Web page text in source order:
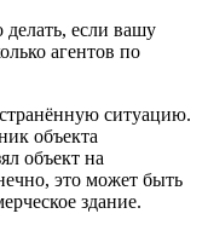
делать, если вашу
агентов по
ситуацию.
объекта
объект на
это может быть
здание.